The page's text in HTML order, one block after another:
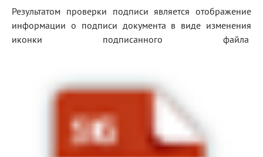
Блог
Документация
Магазин
Полная версия сайта
Результатом проверки подписи является отображение
информации о подписи документа в виде изменения
иконки подписанного файла